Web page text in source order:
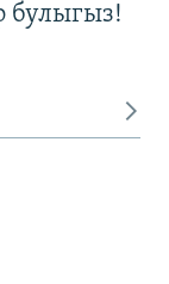
булыгыз!